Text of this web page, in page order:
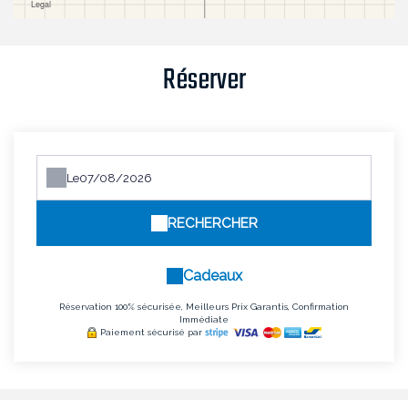
Réserver
Le
RECHERCHER
Cadeaux
Réservation 100% sécurisée, Meilleurs Prix Garantis, Confirmation
Immédiate
Paiement sécurisé par